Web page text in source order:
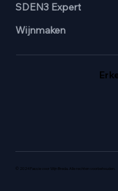
SDEN3 Expert
Wijnmaken
© 2024 Passie voor Wijn Breda. Alle rechten voorbehouden.